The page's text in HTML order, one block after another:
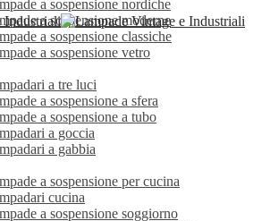
a sospensione nordiche
a sospensione moderne
a sospensione classiche
a sospensione vetro
a tre luci
a sospensione a sfera
a sospensione a tubo
a goccia
a gabbia
a sospensione per cucina
cucina
a sospensione soggiorno